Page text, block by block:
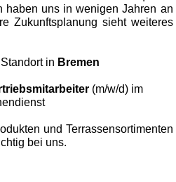
haben uns in wenigen Jahren an
Zukunftsplanung sieht weiteres
in Bremen
(m/w/d) im
und Terrassensortimenten
bei uns.